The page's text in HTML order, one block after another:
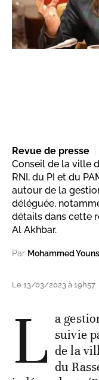
Revue de presse
Conseil de la ville
RNI, du PI et du
autour de la
déléguée,
détails dans cette
Al Akhbar.
Par Mohammed
Le 13/03/2023 à 19h57
L a
suivie
de la
du